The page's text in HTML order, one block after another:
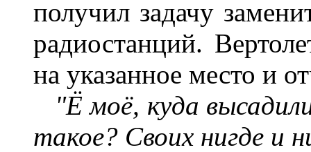
получил задачу
радиостанций.
на указанное место и
"Ёмоё, куда
такое? Своих нигде и